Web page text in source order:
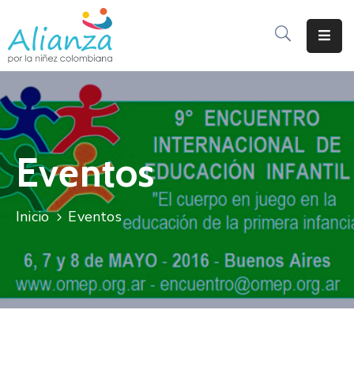
Inicio
La
Alianza
Documentos
Prensa
Parte
De
Alianza
Eventos
Inicio Eventos